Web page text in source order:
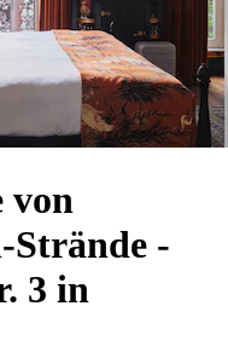
von
Strände -
3 in